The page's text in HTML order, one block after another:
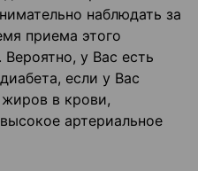
наблюдать за
приема этого
Вероятно, у Вас есть
если у Вас
в крови,
артериальное